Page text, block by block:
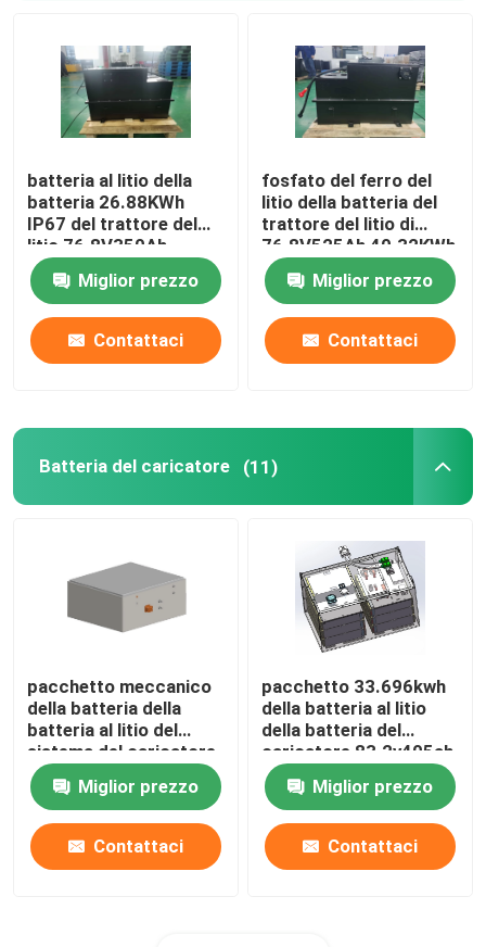
Modulo di batteria al litio
batteria al litio della
batteria 26.88KWh
IP67 del trattore del
litio 76.8V350Ah
Miglior prezzo
Contattaci
fosfato del ferro del
litio della batteria del
trattore del litio di
76.8V525Ah 40.32KWh
Miglior prezzo
Contattaci
Batteria del caricatore (11)
pacchetto meccanico
della batteria della
batteria al litio del
sistema del caricatore
della batteria del
caricatore di 614.4V
255Ah
Miglior prezzo
Contattaci
pacchetto 33.696kwh
della batteria al litio
della batteria del
caricatore 83.2v405ah
Miglior prezzo
Contattaci